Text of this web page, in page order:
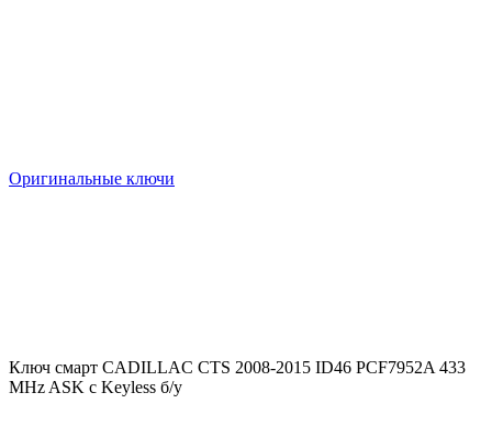
Оригинальные ключи
Ключ смарт CADILLAC CTS 2008-2015 ID46 PCF7952A 433
MHz ASK с Keyless б/у